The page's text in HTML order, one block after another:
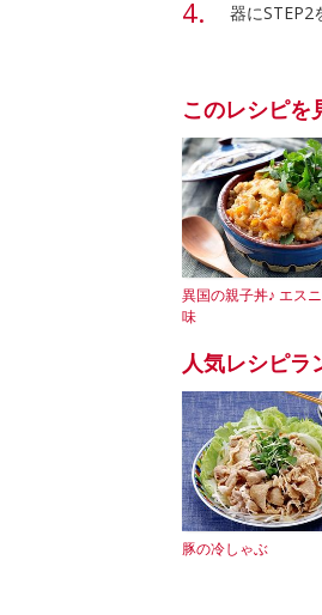
器にSTEP2
このレシピを
異国の親子丼♪ エス
味
人気レシピラ
豚の冷しゃぶ